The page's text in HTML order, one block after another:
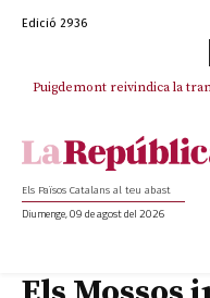
Edició 2936
Puigdemont reivindica la
Portugal acusa Espanya de
Els Països Catalans al teu abast
Diumenge, 09 de agost del 2026